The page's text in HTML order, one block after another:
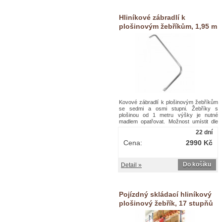
opatřené plastovými patkami.Pojízdný
hliníkový plošinový žebřík Facal s
držákem, 4 stupně
Hliníkové zábradlí k
plošinovým žebříkům, 1,95 m
Kovové zábradlí k plošinovým žebříkům
se sedmi a osmi stupni. Žebříky s
plošinou od 1 metru výšky je nutné
madlem opatřovat. Možnost umístit dle
potřeby vlevo nebo vpravo. Uchycení
pomocí šroubů a třmenu. Celkové
rozměry zábradlí jsou 62 x 8 x 195
cm.Hliníkové zábradlí k plošinovým
22 dní
2990 Kč
Cena:
Do košíku
Detail »
Pojízdný skládací hliníkový
plošinový žebřík, 17 stupňů